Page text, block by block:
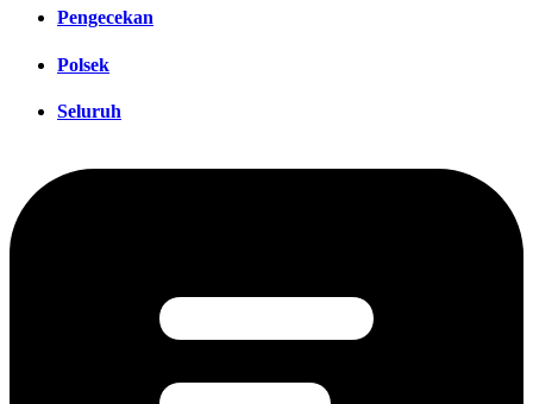
Pengecekan
Polsek
Seluruh